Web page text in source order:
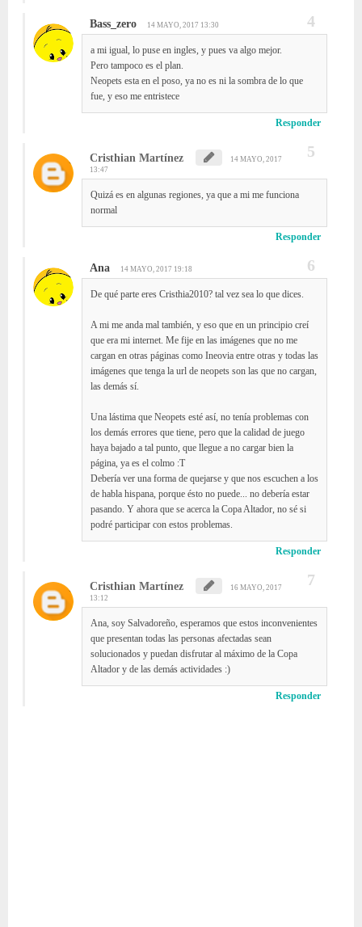
Bass_zero 14 MAYO, 2017 13:30
a mi igual, lo puse en ingles, y pues va algo mejor.
Pero tampoco es el plan.
Neopets esta en el poso, ya no es ni la sombra de lo que
fue, y eso me entristece
Responder
Cristhian Martínez
14 MAYO, 2017
13:47
Quizá es en algunas regiones, ya que a mi me funciona
normal
Responder
Ana 14 MAYO, 2017 19:18
De qué parte eres Cristhia2010? tal vez sea lo que dices.
A mi me anda mal también, y eso que en un principio creí
que era mi internet. Me fije en las imágenes que no me
cargan en otras páginas como Ineovia entre otras y todas las
imágenes que tenga la url de neopets son las que no cargan,
las demás sí.
Una lástima que Neopets esté así, no tenía problemas con
los demás errores que tiene, pero que la calidad de juego
haya bajado a tal punto, que llegue a no cargar bien la
página, ya es el colmo :T
Debería ver una forma de quejarse y que nos escuchen a los
de habla hispana, porque ésto no puede... no debería estar
pasando. Y ahora que se acerca la Copa Altador, no sé si
podré participar con estos problemas.
Responder
Cristhian Martínez
16 MAYO, 2017
13:12
Ana, soy Salvadoreño, esperamos que estos inconvenientes
que presentan todas las personas afectadas sean
solucionados y puedan disfrutar al máximo de la Copa
Altador y de las demás actividades :)
Responder